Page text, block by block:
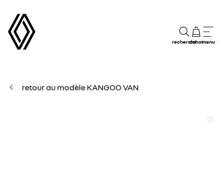
rechercheachatmenu
retour au modèle KANGOO VAN